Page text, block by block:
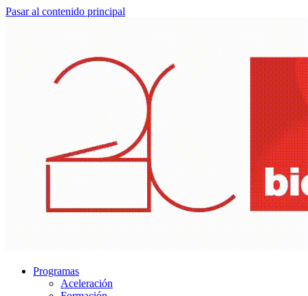
Pasar al contenido principal
Programas
Aceleración